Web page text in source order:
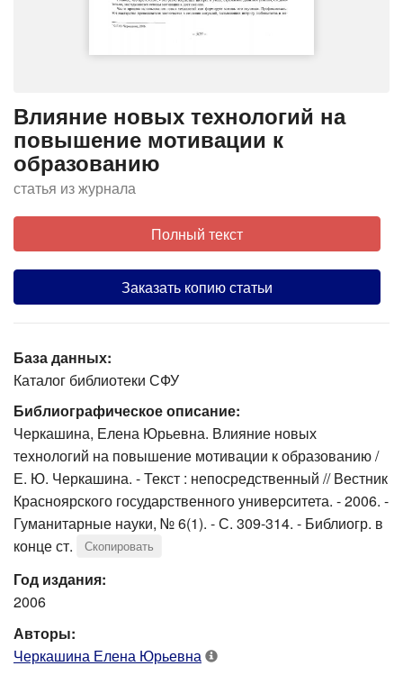
Влияние новых технологий на
повышение мотивации к
образованию
статья из журнала
Полный текст
Заказать копию статьи
База данных:
Каталог библиотеки СФУ
Библиографическое описание:
Черкашина, Елена Юрьевна. Влияние новых
технологий на повышение мотивации к образованию /
Е. Ю. Черкашина. - Текст : непосредственный // Вестник
Красноярского государственного университета. - 2006. -
Гуманитарные науки, № 6(1). - С. 309-314. - Библиогр. в
конце ст.
Скопировать
Год издания:
2006
Авторы:
Черкашина Елена Юрьевна